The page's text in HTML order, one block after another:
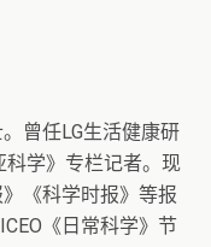
曾任LG生活健康研
学》专栏记者。现
《科学时报》等报
《日常科学》节